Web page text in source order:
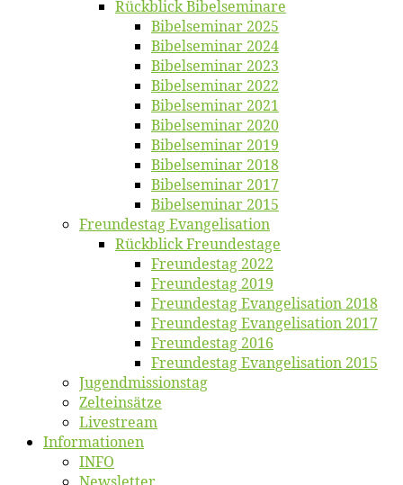
Rück­blick Bibelseminare
Bi­bel­se­mi­nar 2025
Bi­bel­se­mi­nar 2024
Bi­bel­se­mi­nar 2023
Bi­bel­se­mi­nar 2022
Bi­bel­se­mi­nar 2021
Bi­bel­se­mi­nar 2020
Bi­bel­se­mi­nar 2019
Bi­bel­se­mi­nar 2018
Bibelsemi­nar 2017
Bibelsemi­nar 2015
Freun­des­tag Evangelisation
Rück­blick Freundestage
Freun­des­tag 2022
Freun­des­tag 2019
Freun­des­tag Evan­ge­li­sa­ti­on 2018
Freun­des­tag Evan­ge­li­sa­ti­on 2017
Freun­des­tag 2016
Freun­des­tag Evan­ge­li­sa­ti­on 2015
Jugend­mis­sions­tag
Zelt­ein­sät­ze
Live­stream
Informatio­nen
INFO